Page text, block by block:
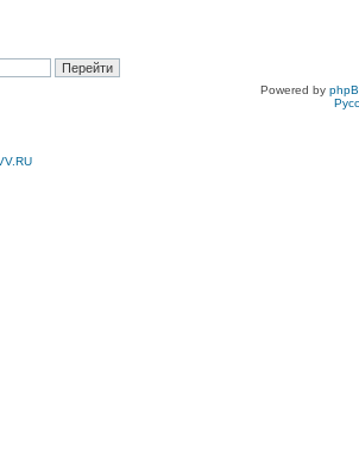
Powered by